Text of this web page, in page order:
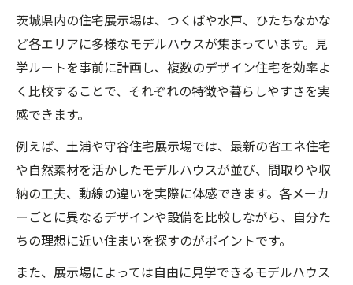
茨城県内の住宅展示場は、つくばや水戸、ひたちなかな
ど各エリアに多様なモデルハウスが集まっています。見
学ルートを事前に計画し、複数のデザイン住宅を効率よ
く比較することで、それぞれの特徴や暮らしやすさを実
感できます。
例えば、土浦や守谷住宅展示場では、最新の省エネ住宅
や自然素材を活かしたモデルハウスが並び、間取りや収
納の工夫、動線の違いを実際に体感できます。各メーカ
ーごとに異なるデザインや設備を比較しながら、自分た
ちの理想に近い住まいを探すのがポイントです。
また、展示場によっては自由に見学できるモデルハウス